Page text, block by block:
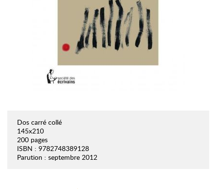
Dos carré collé
145x210
200 pages
ISBN : 9782748389128
Parution : septembre 2012